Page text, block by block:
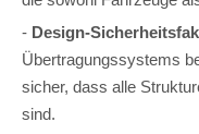
- Design-
Übertragungssystems
sicher, dass alle
sind.